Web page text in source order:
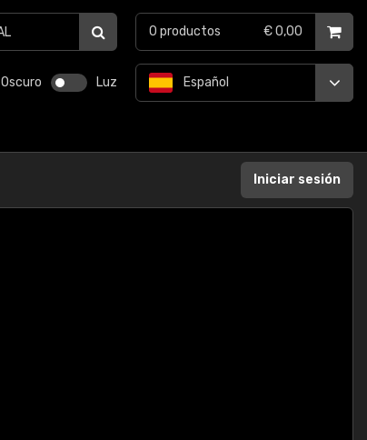
Oscuro Luz Español
0 productos € 0,00
Iniciar sesión